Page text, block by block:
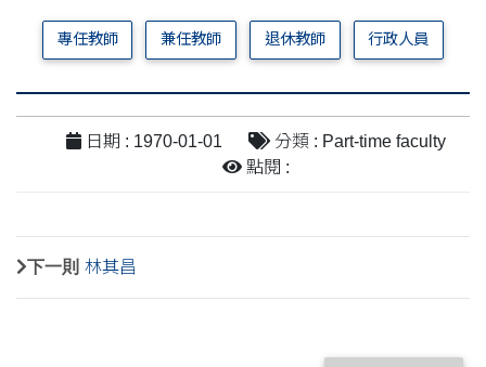
專任教師 兼任教師 退休教師 行政人員
日期 : 1970-01-01
分類 : Part-time faculty
點閱 :
下一則 林其昌